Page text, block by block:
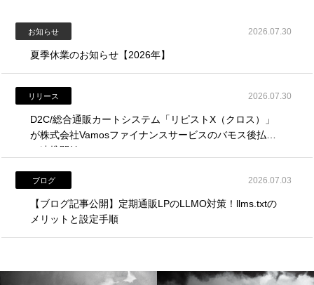
お知らせ 2026.07.30
夏季休業のお知らせ【2026年】
リリース 2026.07.30
D2C/総合通販カートシステム「リピストX（クロス）」
が株式会社Vamosファイナンスサービスのバモス後払い
と連携開始。
ブログ 2026.07.03
【ブログ記事公開】定期通販LPのLLMO対策！llms.txtの
メリットと設定手順